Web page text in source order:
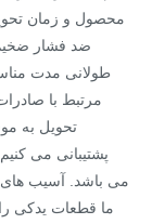
محصول و زمان
ضد فشار
طولانی مدت
مرتبط با
تحویل به
پشتیبانی می
می باشد. آسیب های
ما قطعات یدکی